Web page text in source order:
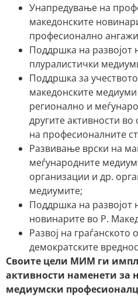
Унапредување на
македонските
професионално
Поддршка на развојот
плуралистички
Поддршка за
македонските
регионално и
другите активности
на професионалните
Развивање врски на
меѓународните
организации и др.
медиумите;
Поддршка на развојот
новинарите во Р.
Развој на граѓанското
демократските
Своите цели МИМ ги
активности наменети за
медиумски